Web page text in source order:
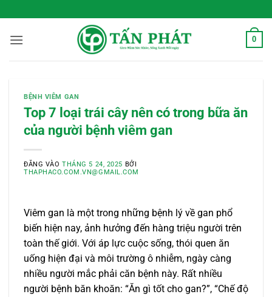
qua
nội
0
BỆNH VIÊM GAN
Top 7 loại trái cây nên có trong bữa ăn
của người bệnh viêm gan
ĐĂNG VÀOTHÁNG 5 24, 2025 BỞI
THAPHACO.COM.VN@GMAIL.COM
Viêm gan là một trong những bệnh lý về gan phổ
biến hiện nay, ảnh hưởng đến hàng triệu người trên
toàn thế giới. Với áp lực cuộc sống, thói quen ăn
uống hiện đại và môi trường ô nhiễm, ngày càng
nhiều người mắc phải căn bệnh này. Rất nhiều
người bệnh băn khoăn: “Ăn gì tốt cho gan?”, “Chế độ